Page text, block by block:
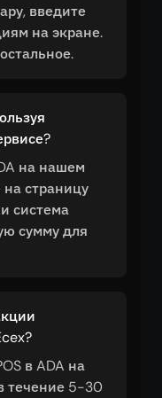
введите
на экране.
на нашем
на страницу
система
сумму для
в ADA на
течение 5-30